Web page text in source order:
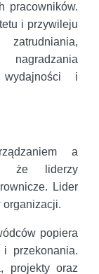
pracowników.
i przywileju
zatrudniania,
i
a
że liderzy
Lider
organizacji.
popiera
przekonania.
projekty oraz